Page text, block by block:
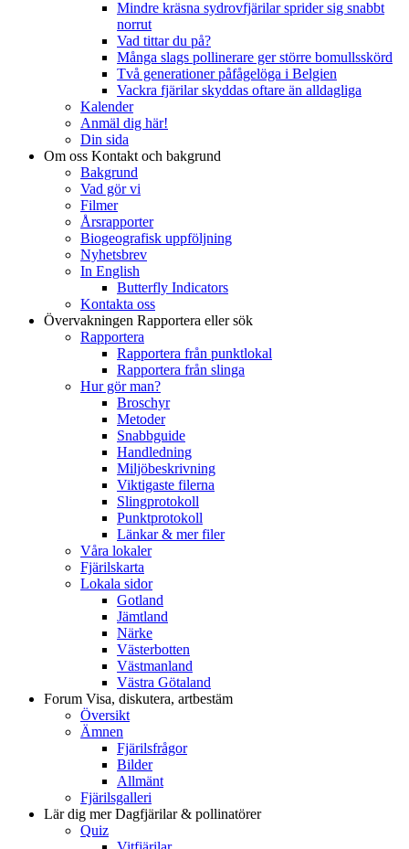
Mindre kräsna sydrovfjärilar sprider sig snabbt
norrut
Vad tittar du på?
Många slags pollinerare ger större bomullsskörd
Två generationer påfågelöga i Belgien
Vackra fjärilar skyddas oftare än alldagliga
Kalender
Anmäl dig här!
Din sida
Om oss Kontakt och bakgrund
Bakgrund
Vad gör vi
Filmer
Årsrapporter
Biogeografisk uppföljning
Nyhetsbrev
In English
Butterfly Indicators
Kontakta oss
Övervakningen Rapportera eller sök
Rapportera
Rapportera från punktlokal
Rapportera från slinga
Hur gör man?
Broschyr
Metoder
Snabbguide
Handledning
Miljöbeskrivning
Viktigaste filerna
Slingprotokoll
Punktprotokoll
Länkar & mer filer
Våra lokaler
Fjärilskarta
Lokala sidor
Gotland
Jämtland
Närke
Västerbotten
Västmanland
Västra Götaland
Forum Visa, diskutera, artbestäm
Översikt
Ämnen
Fjärilsfrågor
Bilder
Allmänt
Fjärilsgalleri
Lär dig merDagfjärilar & pollinatörer
Quiz